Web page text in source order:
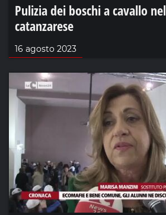
Pulizia dei boschi a cavallo
catanzarese
16 agosto 2023